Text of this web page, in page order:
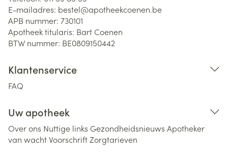
E-mailadres: bestel@apotheekcoenen.be
APB nummer: 730101
Apotheek titularis: Bart Coenen
BTW nummer: BE0809150442
Klantenservice
FAQ
Uw apotheek
Over ons Nuttige links Gezondheidsnieuws Apotheker
van wachtVoorschriftZorgtarieven